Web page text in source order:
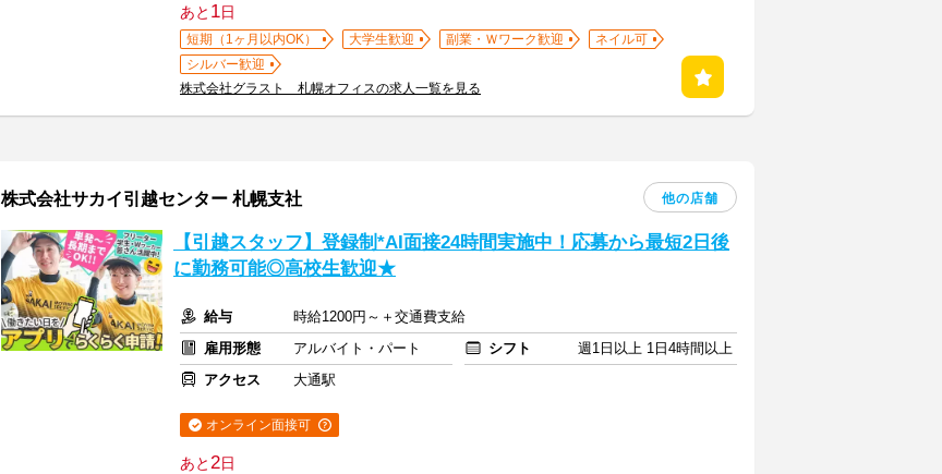
あと 1日
短期（1ヶ月以内OK） 大学生歓迎 副業・Ｗワーク歓迎
ネイル可
シルバー歓迎
株式会社グラスト 札幌オフィスの求人一覧を見る
株式会社サカイ引越センター 札幌支社 他の店舗
【引越スタッフ】登録制*AI面接24時間実施中！応募から最短2日後
に勤務可能◎高校生歓迎★
給与
時給1200円～＋交通費支給
雇用形態
アルバイト・パート シフト
週1日以上 1日4時間以上
アクセス
大通駅
オンライン面接可
あと2日